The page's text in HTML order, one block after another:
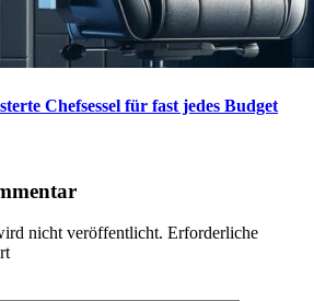
Chefsessel für fast jedes Budget
nicht veröffentlicht. Erforderliche